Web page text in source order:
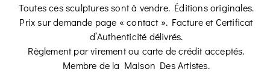
Toutes ces sculptures sont à vendre. Éditions originales.
Prix sur demande page « contact ». Facture et Certificat
d’Authenticité délivrés.
Règlement par virement ou carte de crédit acceptés.
Membre de la Maison Des Artistes.